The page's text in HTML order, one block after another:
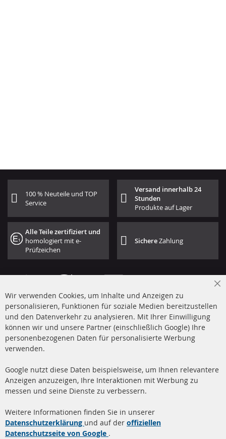
100 % Neuteile und TOP
Service
Versand innerhalb 24
Stunden
Produkte auf Lager
Alle Teile zertifiziert und
homologiert mit e-
Prüfzeichen
SichereZahlung
+49 (0) 4533 799 00 0
Mo-Do: 09-17 Uhr, Fr 09-16 Uhr
info@contra-automotive.de
facebook
instagram
Quick Links
Dieselpartikelfilter (DPF)
Dieselpartikelfilter
Kundenservice
Über uns
Wir verwenden Cookies, um Inhalte und Anzeigen zu
personalisieren, Funktionen für soziale Medien bereitzustellen
und den Datenverkehr zu analysieren. Mit Ihrer Einwilligung
können wir und unsere Partner (einschließlich Google) Ihre
personenbezogenen Daten für personalisierte Werbung
verwenden.
Google nutzt diese Daten beispielsweise, um Ihnen relevantere
Anzeigen anzuzeigen, Ihre Interaktionen mit Werbung zu
messen und seine Dienste zu verbessern.
Weitere Informationen finden Sie in unserer
Datenschutzerklärung und auf der offiziellen
Datenschutzseite von Google .